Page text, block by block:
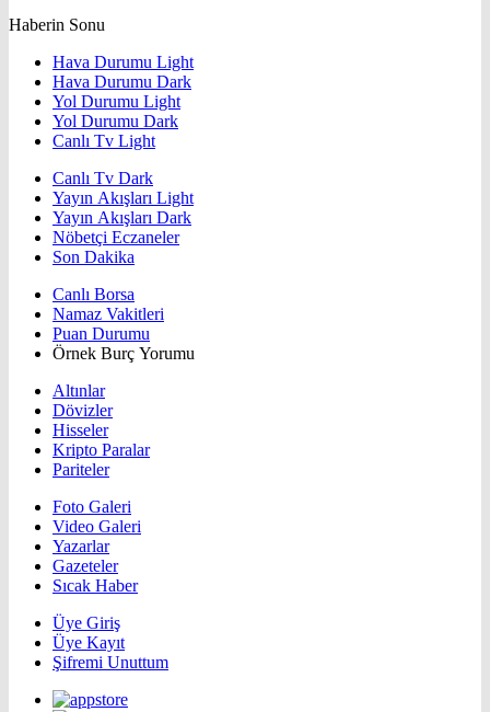
Haberin Sonu
Hava Durumu Light
Hava Durumu Dark
Yol Durumu Light
Yol Durumu Dark
Canlı Tv Light
Canlı Tv Dark
Yayın Akışları Light
Yayın Akışları Dark
Nöbetçi Eczaneler
Son Dakika
Canlı Borsa
Namaz Vakitleri
Puan Durumu
Örnek Burç Yorumu
Altınlar
Dövizler
Hisseler
Kripto Paralar
Pariteler
Foto Galeri
Video Galeri
Yazarlar
Gazeteler
Sıcak Haber
Üye Giriş
Üye Kayıt
Şifremi Unuttum